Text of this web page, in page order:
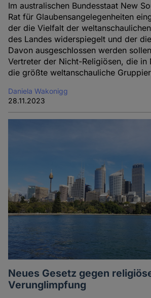
Im australischen Bundesstaat New
Rat für Glaubensangelegenheiten
der die Vielfalt der
des Landes widerspiegelt und der
Davon ausgeschlossen werden
Vertreter der Nicht-Religiösen, die in
die größte weltanschauliche
Daniela Wakonigg
28.11.2023
Neues Gesetz gegen
Verunglimpfung